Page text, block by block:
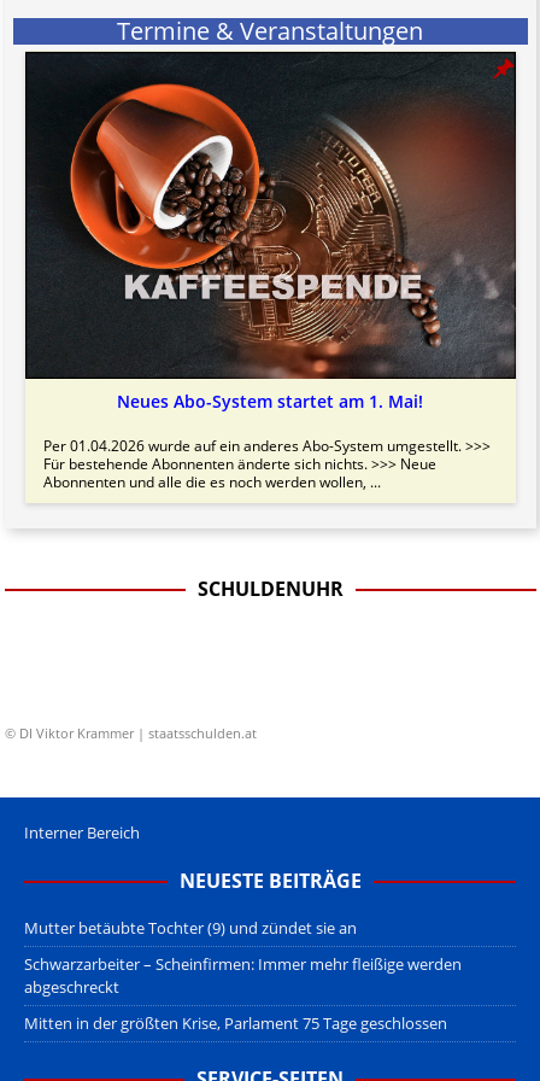
Termine & Veranstaltungen
Neues Abo-System startet am 1. Mai!
Per 01.04.2026 wurde auf ein anderes Abo-System umgestellt. >>>
Für bestehende Abonnenten änderte sich nichts. >>> Neue
Abonnenten und alle die es noch werden wollen, ...
SCHULDENUHR
© DI Viktor Krammer | staatsschulden.at
Interner Bereich
NEUESTE BEITRÄGE
Mutter betäubte Tochter (9) und zündet sie an
Schwarzarbeiter – Scheinfirmen: Immer mehr fleißige werden
abgeschreckt
Mitten in der größten Krise, Parlament 75 Tage geschlossen